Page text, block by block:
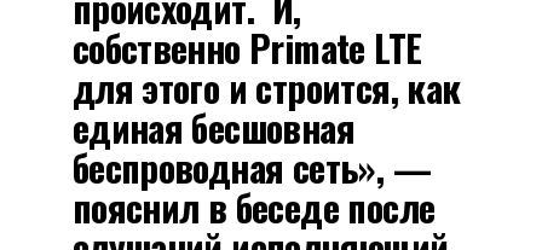
собственно Primate LTE
для этого и строится, как
единая бесшовная
беспроводная сеть», —
пояснил в беседе после